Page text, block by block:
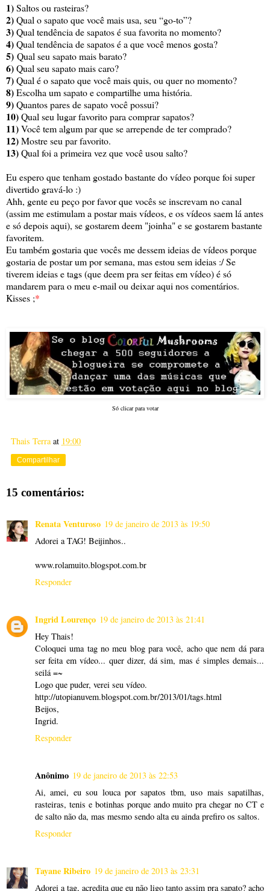
1)Saltos ou rasteiras?
2)Qual o sapato que você mais usa, seu “go-to”?
3)Qual tendência de sapatos é sua favorita no momento?
4)Qual tendência de sapatos é a que você menos gosta?
5) Qual seu sapato mais barato?
6)Qual seu sapato mais caro?
7)Qual é o sapato que você mais quis, ou quer no momento?
8)Escolha um sapato e compartilhe uma história.
9)Quantos pares de sapato você possui?
10)Qual seu lugar favorito para comprar sapatos?
11)Você tem algum par que se arrepende de ter comprado?
12)Mostre seu par favorito.
13)Qual foi a primeira vez que você usou salto?
Eu espero que tenham gostado bastante do vídeo porque foi super
divertido gravá-lo :)
Ahh, gente eu peço por favor que vocês se inscrevam no canal
(assim me estimulam a postar mais vídeos, e os vídeos saem lá antes
e só depois aqui), se gostarem deem "joinha" e se gostarem bastante
favoritem.
Eu também gostaria que vocês me dessem ideias de vídeos porque
gostaria de postar um por semana, mas estou sem ideias :/ Se
tiverem ideias e tags (que deem pra ser feitas em vídeo) é só
mandarem para o meu e-mail ou deixar aqui nos comentários.
Kisses ;*
Só clicar para votar
Thais Terra at 19:00
Compartilhar
15 comentários:
Renata Venturoso 19 de janeiro de 2013 às 19:50
Adorei a TAG! Beijinhos..
www.rolamuito.blogspot.com.br
Responder
Ingrid Lourenço 19 de janeiro de 2013 às 21:41
Hey Thais!
Coloquei uma tag no meu blog para você, acho que nem dá para
ser feita em vídeo... quer dizer, dá sim, mas é simples demais...
seilá =~
Logo que puder, verei seu vídeo.
http://utopianuvem.blogspot.com.br/2013/01/tags.html
Beijos,
Ingrid.
Responder
Anônimo 19 de janeiro de 2013 às 22:53
Ai, amei, eu sou louca por sapatos tbm, uso mais sapatilhas,
rasteiras, tenis e botinhas porque ando muito pra chegar no CT e
de salto não da, mas mesmo sendo alta eu ainda prefiro os saltos.
Responder
Tayane Ribeiro 19 de janeiro de 2013 às 23:31
Adorei a tag, acredita que eu não ligo tanto assim pra sapato? acho